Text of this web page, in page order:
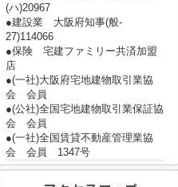
(ハ)20967
●建設業 大阪府知事(般‐
27)114066
●保険 宅建ファミリー共済加盟
店
●(一社)大阪府宅地建物取引業協
会 会員
●(公社)全国宅地建物取引業保証協
会 会員
●(一社)全国賃貸不動産管理業協
会 会員 1347号